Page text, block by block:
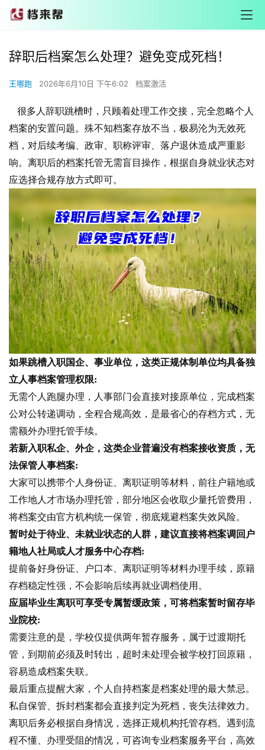
辞职后档案怎么处理？避免变成死档！
王哪跑 2026年6月10日 下午6:02 档案激活
很多人辞职跳槽时，只顾着处理工作交接，完全忽略个人
档案的安置问题。殊不知档案存放不当，极易沦为无效死
档，对后续考编、政审、职称评审、落户退休造成严重影
响。离职后的档案托管无需盲目操作，根据自身就业状态对
应选择合规存放方式即可。
如果跳槽入职国企、事业单位，这类正规体制单位均具备独
立人事档案管理权限:
无需个人跑腿办理，人事部门会直接对接原单位，完成档案
公对公转递调动，全程合规高效，是最省心的存档方式，无
需额外办理托管手续。
若新入职私企、外企，这类企业普遍没有档案接收资质，无
法保管人事档案:
大家可以携带个人身份证、离职证明等材料，前往户籍地或
工作地人才市场办理托管，部分地区会收取少量托管费用，
将档案交由官方机构统一保管，彻底规避档案失效风险。
暂时处于待业、未就业状态的人群，建议直接将档案调回户
籍地人社局或人才服务中心存档:
提前备好身份证、户口本、离职证明等材料办理手续，原籍
存档稳定性强，不会影响后续再就业调档使用。
应届毕业生离职可享受专属暂缓政策，可将档案暂时留存毕
业院校:
需要注意的是，学校仅提供两年暂存服务，属于过渡期托
管，到期前必须及时转出，超时未处理会被学校打回原籍，
容易造成档案失联。
最后重点提醒大家，个人自持档案是档案处理的最大禁忌。
私自保管、拆封档案都会直接判定为死档，丧失法律效力。
离职后务必根据自身情况，选择正规机构托管存档。遇到流
程不懂、办理受阻的情况，可咨询专业档案服务平台，高效